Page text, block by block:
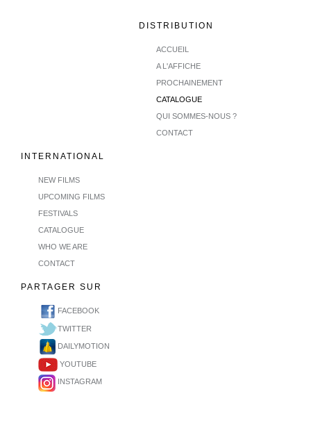
DISTRIBUTION
ACCUEIL
A L'AFFICHE
PROCHAINEMENT
CATALOGUE
QUI SOMMES-NOUS ?
CONTACT
INTERNATIONAL
NEW FILMS
UPCOMING FILMS
FESTIVALS
CATALOGUE
WHO WE ARE
CONTACT
PARTAGER SUR
FACEBOOK
TWITTER
DAILYMOTION
YOUTUBE
INSTAGRAM